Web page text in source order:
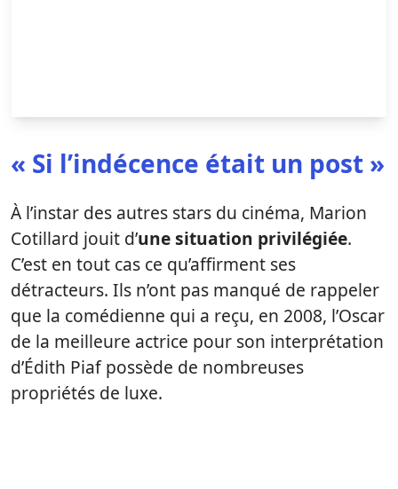
« Si l’indécence était un post »
À l’instar des autres stars du cinéma, Marion
Cotillard jouit d’une situation privilégiée.
C’est en tout cas ce qu’affirment ses
détracteurs. Ils n’ont pas manqué de rappeler
que la comédienne qui a reçu, en 2008, l’Oscar
de la meilleure actrice pour son interprétation
d’Édith Piaf possède de nombreuses
propriétés de luxe.